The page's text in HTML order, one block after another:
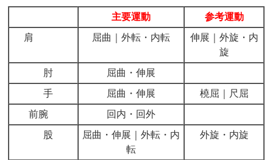
主要運動
参考運動
肩
屈曲｜外転・内転
伸展｜外旋・内
旋
肘
屈曲・伸展
手
屈曲・伸展
橈屈｜尺屈
前腕
回内・回外
股
屈曲・伸展｜外転・内
転
外旋・内旋